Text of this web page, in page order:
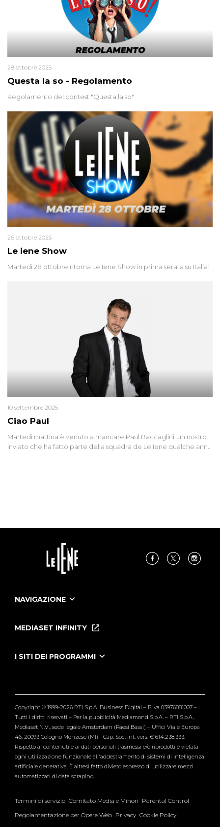
Questa la so - Regolamento
28 ottobre 2025
Regolamento del contest "Questa la so"
Le iene Show
26 ottobre 2025
Martedì 28 ottobre ritorna Le Iene Show in prima serata su Italia1
Ciao Paul
10 settembre 2025
Martedì mattina è venuto a mancare Paul Baccaglini, un nostro
inviato che ha fatto parte della squadra de Le Iene qualche anno
NAVIGAZIONE
Le Iene Presentano Inside
Tutti i servizi
MEDIASET INFINITY
I SITI DEI PROGRAMMI
Verissimo
Copyright © 1999-2026 RTI S.p.A. Business Digital – P.Iva 03976881007 –
Tutti i diritti riservati – Per la pubblicità Mediamond S.p.A. – RTI S.p.A.,
Mediaset N.V., sede legale Amsterdam (Paesi Bassi) – Uffici Viale Europa
46, 20093 Cologno Monzese (MI) - Cap. Soc. int. vers. € 614.238.333.
Rispetto ai contenuti e ai dati personali trasmessi e/o riprodotti è vietata
ogni utilizzazione funzionale all'addestramento di sistemi di intelligenza
artificiale generativa. È altresì fatto divieto espresso di utilizzare mezzi
automatizzati di data scraping.
Termini di servizio Comitato Media e Minori Parental Control
Regolamentazione per Opere Web Privacy Cookie Policy